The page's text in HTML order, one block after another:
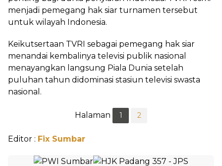
menjadi pemegang hak siar turnamen tersebut
untuk wilayah Indonesia.
Keikutsertaan TVRI sebagai pemegang hak siar
menandai kembalinya televisi publik nasional
menayangkan langsung Piala Dunia setelah
puluhan tahun didominasi stasiun televisi swasta
nasional.
Halaman 1 2
Editor : Fix Sumbar